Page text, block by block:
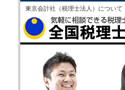
東京会計社（税理士法人）について